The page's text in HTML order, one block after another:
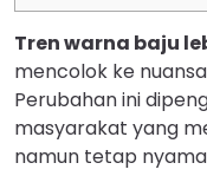
Tren warna baju
mencolok ke
Perubahan ini
masyarakat yang
namun tetap